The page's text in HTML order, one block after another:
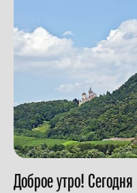
Доброе утро!